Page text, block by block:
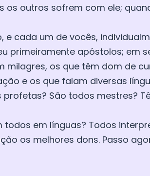
os outros sofrem com ele;
e cada um de vocês,
primeiramente apóstolos; em
milagres, os que têm dom de
e os que falam diversas
São todos mestres?
todos em línguas? Todos
os melhores dons. Passo